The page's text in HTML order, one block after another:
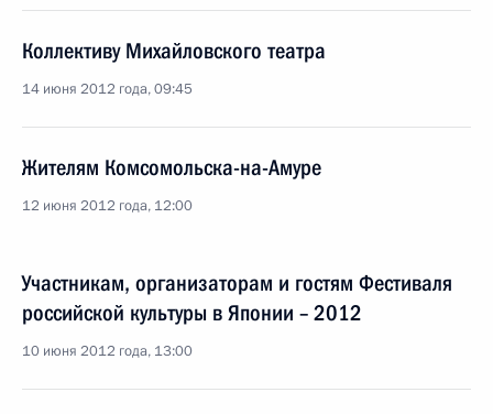
Коллективу Михайловского театра
14 июня 2012 года, 09:45
Жителям Комсомольска-на-Амуре
12 июня 2012 года, 12:00
Участникам, организаторам и гостям Фестиваля
российской культуры в Японии – 2012
10 июня 2012 года, 13:00